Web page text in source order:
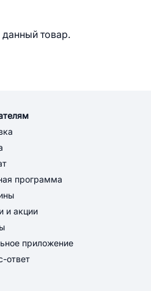
данный товар.
программа
и акции
приложение
ответ